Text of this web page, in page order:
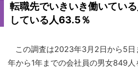
転職先でいきいき働いてい
している人63.5％
この調査は2023年3月2日から5日
年から1年までの会社員の男女849